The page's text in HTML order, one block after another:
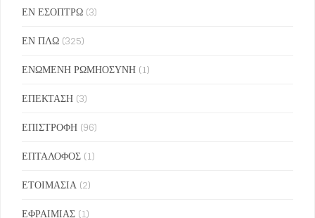
ΕΝ ΕΣΟΠΤΡΩ (3)
ΕΝ ΠΛΩ (325)
ΕΝΩΜΕΝΗ ΡΩΜΗΟΣΥΝΗ (1)
ΕΠΕΚΤΑΣΗ (3)
ΕΠΙΣΤΡΟΦΗ (96)
ΕΠΤΑΛΟΦΟΣ (1)
ΕΤΟΙΜΑΣΙΑ (2)
ΕΦΡΑΙΜΙΑΣ (1)